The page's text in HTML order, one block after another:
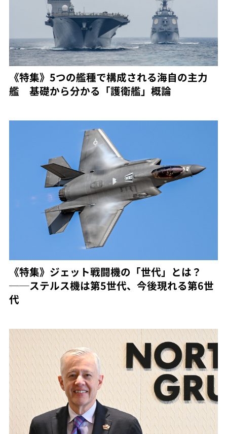
《特集》5つの艦種で構成される海自の主力
艦 基礎から分かる「護衛艦」概論
《特集》ジェット戦闘機の「世代」とは？
──ステルス機は第5世代、今後現れる第6世
代